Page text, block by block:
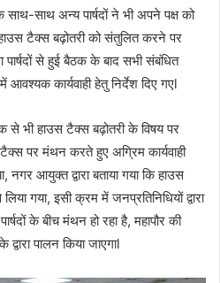
साथ-साथ अन्य पार्षदों ने भी अपने पक्ष को
हाउस टैक्स बढ़ोतरी को संतुलित करने पर
पार्षदों से हुई बैठक के बाद सभी संबंधित
कार्यवाही हेतु निर्देश दिए गएl
से भी हाउस टैक्स बढ़ोतरी के विषय पर
टैक्स पर मंथन करते हुए अग्रिम कार्यवाही
आयुक्त द्वारा बताया गया कि हाउस
गया, इसी क्रम में जनप्रतिनिधियों द्वारा
के बीच मंथन हो रहा है, महापौर की
पालन किया जाएगाl